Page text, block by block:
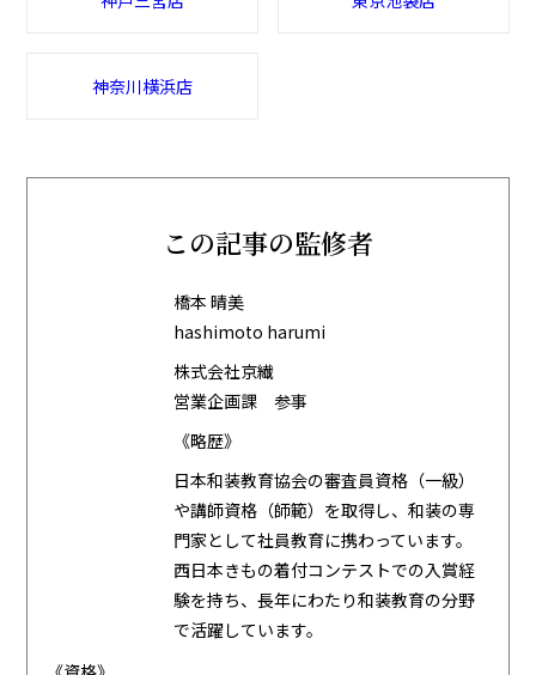
神奈川横浜店
この記事の監修者
橋本 晴美
hashimoto harumi
株式会社京繊
営業企画課 参事
《略歴》
日本和装教育協会の審査員資格（一級）
や講師資格（師範）を取得し、和装の専
門家として社員教育に携わっています。
西日本きもの着付コンテストでの入賞経
験を持ち、長年にわたり和装教育の分野
で活躍しています。